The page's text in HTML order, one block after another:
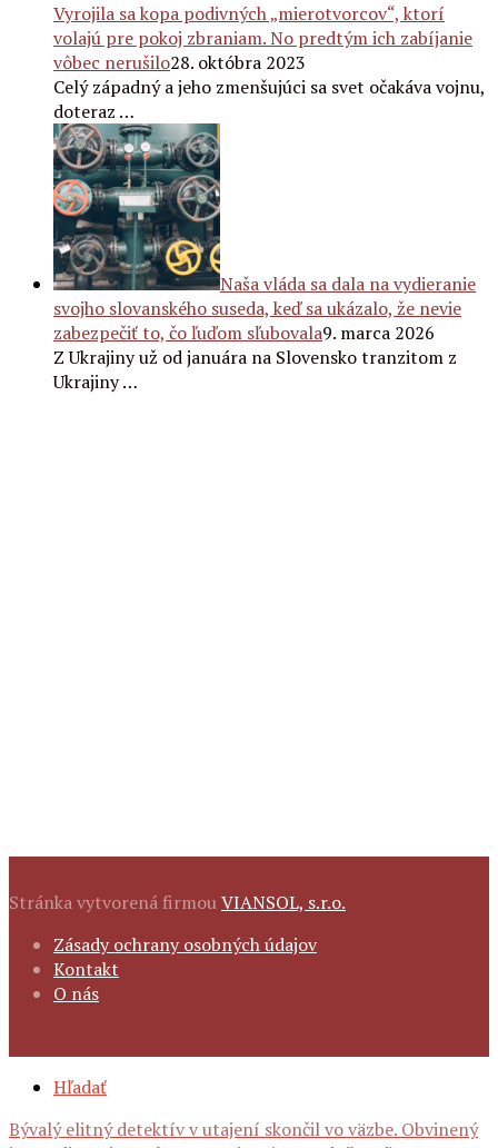
Vyrojila sa kopa podivných „mierotvorcov“, ktorí
volajú pre pokoj zbraniam. No predtým ich zabíjanie
vôbec nerušilo28. októbra 2023
Celý západný a jeho zmenšujúci sa svet očakáva vojnu,
doteraz …
Naša vláda sa dala na vydieranie
svojho slovanského suseda, keď sa ukázalo, že nevie
zabezpečiť to, čo ľuďom sľubovala9. marca 2026
Z Ukrajiny už od januára na Slovensko tranzitom z
Ukrajiny …
Stránka vytvorená firmou VIANSOL, s.r.o.
FOOTER
NAVIGATION
Zásady ochrany osobných údajov
Kontakt
O nás
SECONDARY
Hľadať
Bývalý elitný detektív v utajení skončil vo väzbe. Obvinený